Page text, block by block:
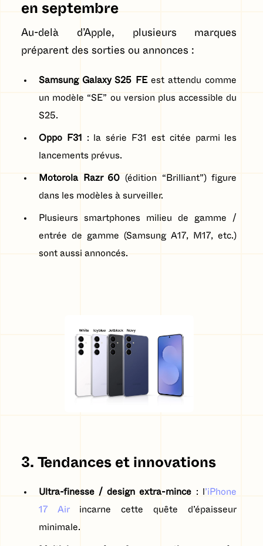
en septembre
Au-delà d’Apple, plusieurs marques
préparent des sorties ou annonces :
Samsung Galaxy S25 FEest attendu comme
un modèle “SE” ou version plus accessible du
S25.
Oppo F31
: la série F31 est citée parmi les
lancements prévus.
Motorola Razr 60 (édition “Brilliant”) figure
dans les modèles à surveiller.
Plusieurs smartphones milieu de gamme /
entrée de gamme (Samsung A17, M17, etc.)
sont aussi annoncés.
3. Tendances et innovations
Ultra-finesse / design extra-mince : l ’iPhone
17 Airincarne cette quête d’épaisseur
minimale.